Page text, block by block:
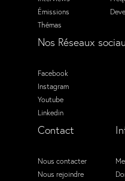
Émissions
Thémas
Nos Réseaux
Facebook
Instagram
Youtube
Linkedin
Contact
Nous contacter
Nous rejoindre